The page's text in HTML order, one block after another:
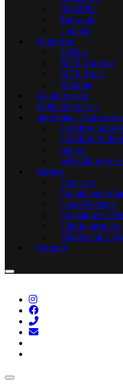
Südafrika
Tansania
Uganda
Radreisen
E-Bike
MTB Touring
MTB Trails
Rennrad
Wanderreisen
Multiaktivreisen
Individual / Kurzreisen
Geführte
Geführte
Safaris
Service
Über uns
Noluthando
Gast-Feedback
Kontaktieren
Häufig gestellte
Allgemeine
Termine